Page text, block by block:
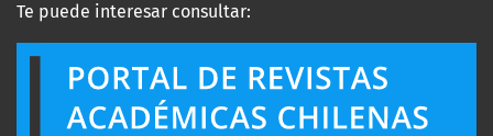
Te puede interesar consultar: